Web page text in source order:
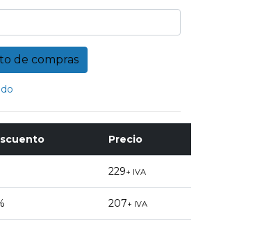
Precio
229+ IVA
207+ IVA